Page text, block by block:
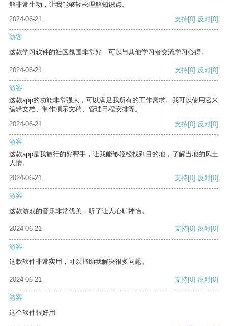
解非常生动，让我能够轻松理解知识点。
2024-06-21
支持[0] 反对[0]
游客
这款学习软件的社区氛围非常好，可以与其他学习者交流学习心得。
2024-06-21 支持[0] 反对[0]
游客
这款app的功能非常强大，可以满足我所有的工作需求。我可以使用它来
编辑文档、制作演示文稿、管理日程安排等。
2024-06-21
支持[0] 反对[0]
游客
这款app是我旅行的好帮手，让我能够轻松找到目的地，了解当地的风土
人情。
2024-06-21
支持[0] 反对[0]
游客
这款游戏的音乐非常优美，听了让人心旷神怡。
2024-06-21 支持[0] 反对[0]
游客
这款软件非常实用，可以帮助我解决很多问题。
2024-06-21 支持[0] 反对[0]
游客
这个软件很好用